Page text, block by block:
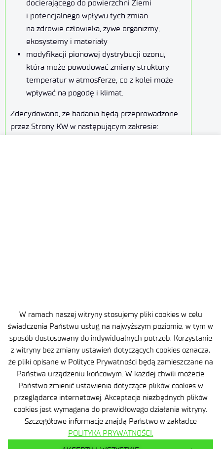
W ramach naszej witryny stosujemy pliki cookies w celu
świadczenia Państwu usług na najwyższym poziomie, w tym w
sposób dostosowany do indywidualnych potrzeb. Korzystanie
z witryny bez zmiany ustawień dotyczących cookies oznacza,
że pliki opisane w Polityce Prywatności będą zamieszczane na
Państwa urządzeniu końcowym. W każdej chwili możecie
Państwo zmienić ustawienia dotyczące plików cookies w
przeglądarce internetowej. Akceptacja niezbędnych plików
cookies jest wymagana do prawidłowego działania witryny.
Szczegółowe informacje znajdą Państwo w zakładce
POLITYKA PRYWATNOŚCI.
docierającego do powierzchni Ziemi
i potencjalnego wpływu tych zmian
na zdrowie człowieka, żywe organizmy,
ekosystemy i materiały
modyfikacji pionowej dystrybucji ozonu,
która może powodować zmiany struktury
temperatur w atmosferze, co z kolei może
wpływać na pogodę i klimat.
Zdecydowano, że badania będą przeprowadzone
przez Strony KW w następującym zakresie:
Raportowanie
Legislacja
Klauzula informacyjna